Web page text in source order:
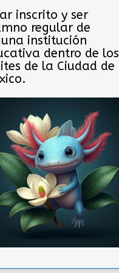
inscrito y ser
regular de
institución
dentro de los
de la Ciudad de